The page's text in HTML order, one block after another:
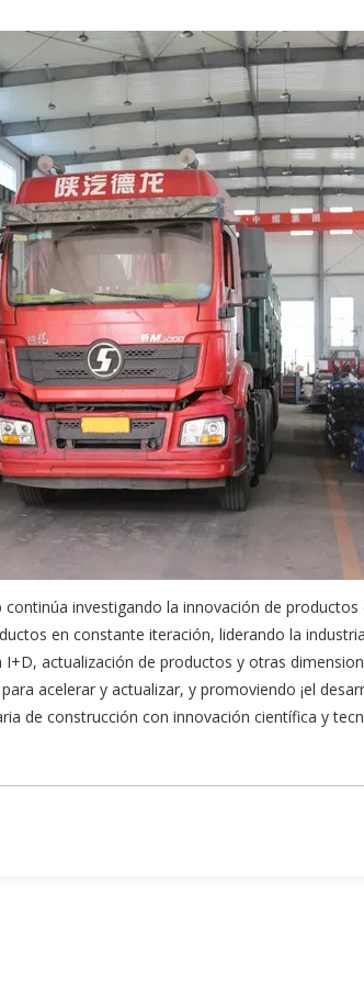
investigando la innovación de
en constante iteración, liderando la
actualización de productos y otras
acelerar y actualizar, y promoviendo ¡el
de construcción con innovación científica y